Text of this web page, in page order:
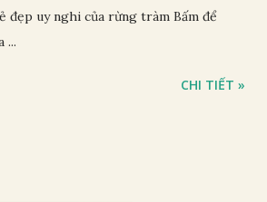
đẹp uy nghi của rừng tràm Bấm để
...
CHI TIẾT »